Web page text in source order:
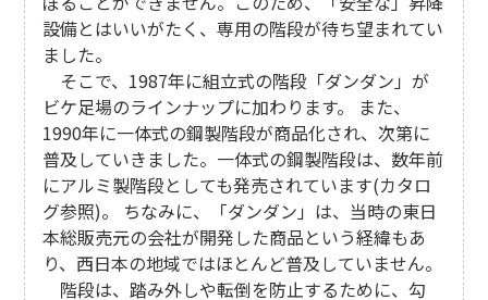
設備とはいいがたく、専用の階段が待ち望まれてい
ました。
そこで、1987年に組立式の階段「ダンダン」が
ビケ足場のラインナップに加わります。 また、
1990年に一体式の鋼製階段が商品化され、次第に
普及していきました。一体式の鋼製階段は、数年前
にアルミ製階段としても発売されています(カタロ
グ参照)。 ちなみに、「ダンダン」は、当時の東日
本総販売元の会社が開発した商品という経緯もあ
り、西日本の地域ではほとんど普及していません。
階段は、踏み外しや転倒を防止するために、勾